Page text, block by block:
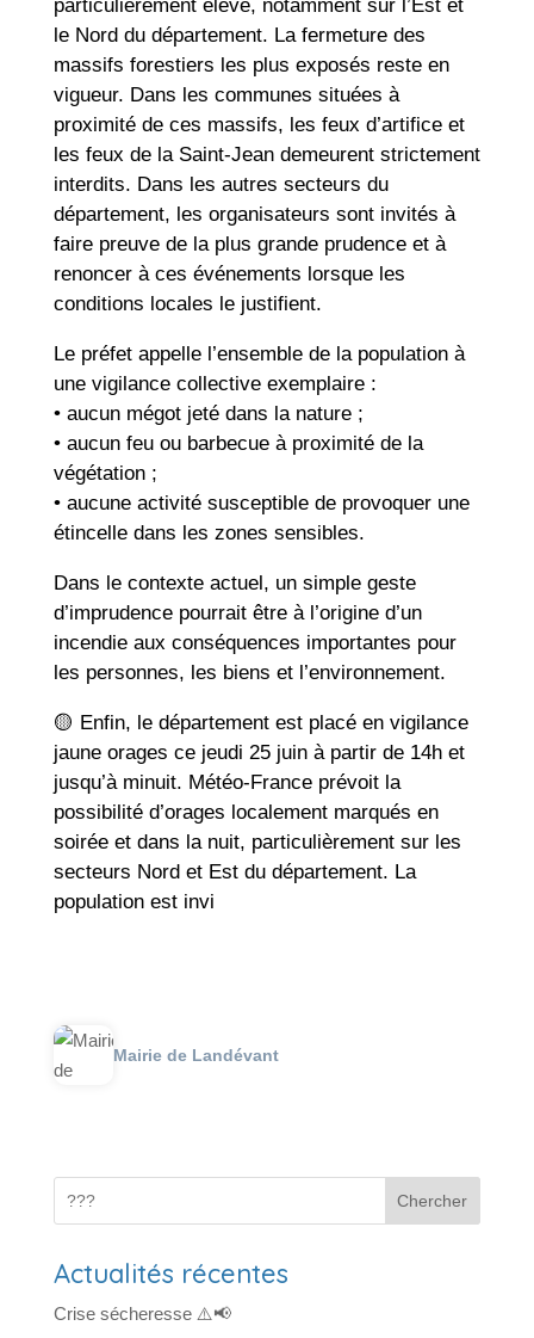
particulièrement élevé, notamment sur l’Est et
le Nord du département. La fermeture des
massifs forestiers les plus exposés reste en
vigueur. Dans les communes situées à
proximité de ces massifs, les feux d’artifice et
les feux de la Saint-Jean demeurent strictement
interdits. Dans les autres secteurs du
département, les organisateurs sont invités à
faire preuve de la plus grande prudence et à
renoncer à ces événements lorsque les
conditions locales le justifient.
Le préfet appelle l’ensemble de la population à
une vigilance collective exemplaire :
• aucun mégot jeté dans la nature ;
• aucun feu ou barbecue à proximité de la
végétation ;
• aucune activité susceptible de provoquer une
étincelle dans les zones sensibles.
Dans le contexte actuel, un simple geste
d’imprudence pourrait être à l’origine d’un
incendie aux conséquences importantes pour
les personnes, les biens et l’environnement.
🟡 Enfin, le département est placé en vigilance
jaune orages ce jeudi 25 juin à partir de 14h et
jusqu’à minuit. Météo-France prévoit la
possibilité d’orages localement marqués en
soirée et dans la nuit, particulièrement sur les
secteurs Nord et Est du département. La
population est invi
Mairie de Landévant
Chercher
Actualités récentes
Crise sécheresse ⚠️📢